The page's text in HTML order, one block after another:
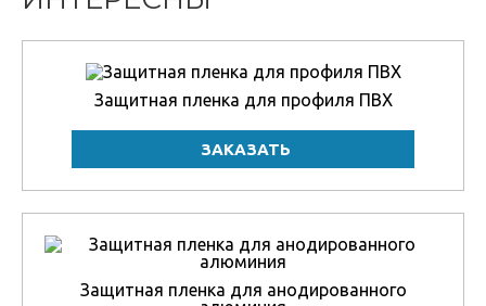
Защитная пленка для профиля ПВХ
Защитная пленка для анодированного